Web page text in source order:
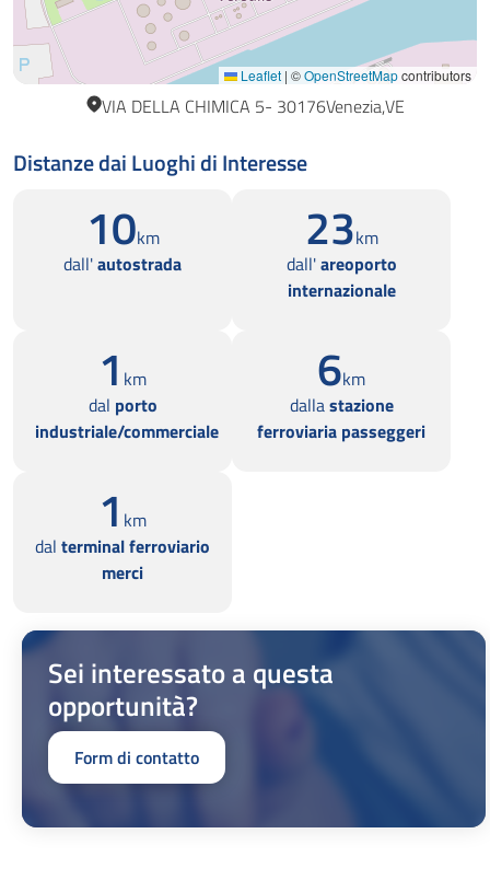
Leaflet | ©OpenStreetMapcontributors
VIA DELLA CHIMICA 5 30176VeneziaVE
Distanze dai Luoghi di Interesse
10km
dall'autostrada
23km
dall'areoporto
internazionale
1 km
dal porto
industriale/commerciale
6km
dallastazione
ferroviaria passeggeri
1 km
dal terminal ferroviario
merci
Sei interessato a questa
opportunità?
Form di contatto